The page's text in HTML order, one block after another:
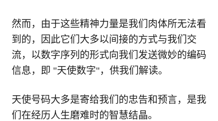
然而，由于这些精神力量是我们肉体所无法看
到的，因此它们大多以间接的方式与我们交
流，以数字序列的形式向我们发送微妙的编码
信息，即 "天使数字"，供我们解读。
天使号码大多是寄给我们的忠告和预言，是我
们在经历人生磨难时的智慧结晶。